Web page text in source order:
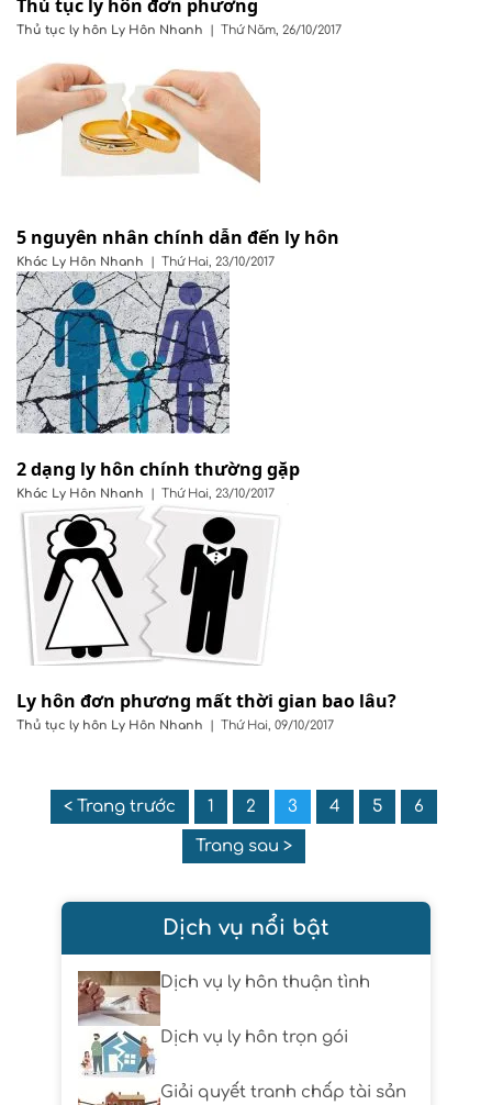
Thủ tục ly hôn đơn phương
Thủ tục ly hôn Ly Hôn Nhanh | Thứ Năm, 26/10/2017
5 nguyên nhân chính dẫn đến ly hôn
Khác Ly Hôn Nhanh | Thứ Hai, 23/10/2017
2 dạng ly hôn chính thường gặp
Khác Ly Hôn Nhanh | Thứ Hai, 23/10/2017
Ly hôn đơn phương mất thời gian bao lâu?
Thủ tục ly hôn Ly Hôn Nhanh | Thứ Hai, 09/10/2017
< Trang trước 1 2 3 4 5 6
Trang sau >
Dịch vụ nổi bật
Dịch vụ ly hôn thuận tình
Dịch vụ ly hôn trọn gói
Giải quyết tranh chấp tài sản